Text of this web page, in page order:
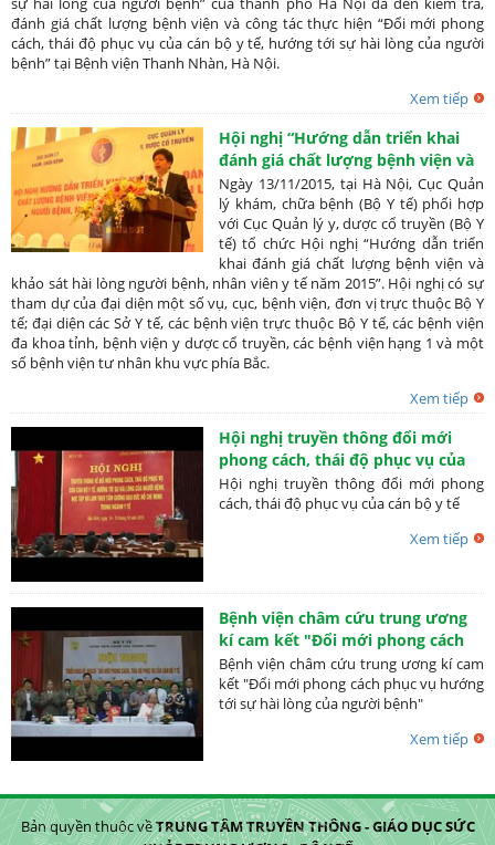
đánh giá chất lượng bệnh viện và công tác thực hiện “Đổi mới phong
cách, thái độ phục vụ của cán bộ y tế, hướng tới sự hài lòng của người
bệnh” tại Bệnh viện Thanh Nhàn, Hà Nội.
Xem tiếp
Hội nghị “Hướng dẫn triển khai
đánh giá chất lượng bệnh viện và
khảo sát hài lòng người bệnh,
nhân viên y tế năm 2015
Ngày 13/11/2015, tại Hà Nội, Cục Quản
lý khám, chữa bệnh (Bộ Y tế) phối hợp
với Cục Quản lý y, dược cổ truyền (Bộ Y
tế) tổ chức Hội nghị “Hướng dẫn triển
khai đánh giá chất lượng bệnh viện và
khảo sát hài lòng người bệnh, nhân viên y tế năm 2015”. Hội nghị có sự
tham dự của đại diện một số vụ, cục, bệnh viện, đơn vị trực thuộc Bộ Y
tế; đại diện các Sở Y tế, các bệnh viện trực thuộc Bộ Y tế, các bệnh viện
đa khoa tỉnh, bệnh viện y dược cổ truyền, các bệnh viện hạng 1 và một
số bệnh viện tư nhân khu vực phía Bắc.
Xem tiếp
Hội nghị truyền thông đổi mới
phong cách, thái độ phục vụ của
cán bộ y tế
Hội nghị truyền thông đổi mới phong
cách, thái độ phục vụ của cán bộ y tế
Xem tiếp
Bệnh viện châm cứu trung ương
kí cam kết "Đổi mới phong cách
phục vụ hướng tới sự hài lòng của
người bệnh"
Bệnh viện châm cứu trung ương kí cam
kết "Đổi mới phong cách phục vụ hướng
tới sự hài lòng của người bệnh"
Xem tiếp
Bản quyền thuộc vềTRUNG TÂM TRUYỀN THÔNG - GIÁO DỤC SỨC